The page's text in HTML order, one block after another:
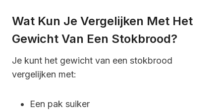
Wat Kun Je Vergelijken Met Het
Gewicht Van Een Stokbrood?
Je kunt het gewicht van een stokbrood
vergelijken met:
Een pak suiker